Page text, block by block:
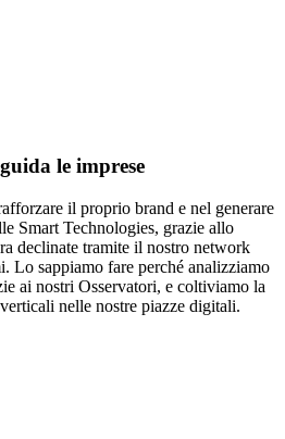
le imprese
il proprio brand e nel generare
Smart Technologies, grazie allo
declinate tramite il nostro network
Lo sappiamo fare perché analizziamo
ai nostri Osservatori, e coltiviamo la
nelle nostre piazze digitali.